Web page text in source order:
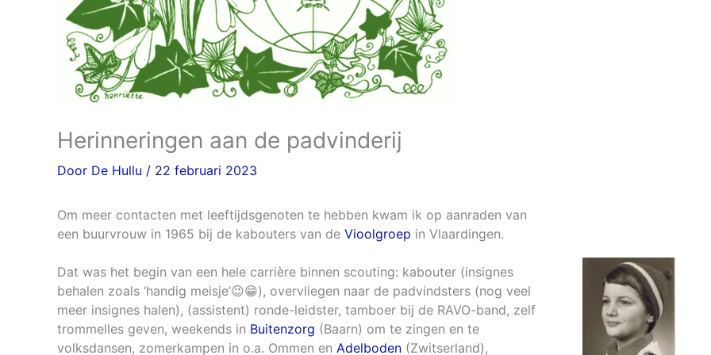
Herinneringen aan de padvinderij
Door De Hullu / 22 februari 2023
Om meer contacten met leeftijdsgenoten te hebben kwam ik op aanraden van
een buurvrouw in 1965 bij de kabouters van de Vioolgroep in Vlaardingen.
Dat was het begin van een hele carrière binnen scouting: kabouter (insignes
behalen zoals ‘handig meisje’😉😁), overvliegen naar de padvindsters (nog veel
meer insignes halen), (assistent) ronde-leidster, tamboer bij de RAVO-band, zelf
trommelles geven, weekends in Buitenzorg (Baarn) om te zingen en te
volksdansen, zomerkampen in o.a. Ommen en Adelboden (Zwitserland),